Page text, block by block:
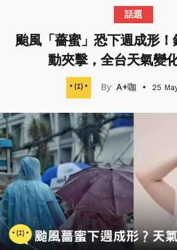
話題
颱風「薔蜜」恐下週成形
動夾擊，全台天氣變
A+咖 25